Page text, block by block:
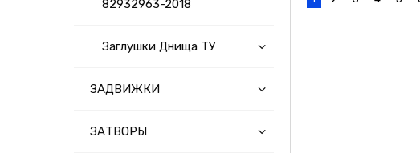
82932963-2018
Заглушки Днища ТУ
ЗАДВИЖКИ
ЗАТВОРЫ